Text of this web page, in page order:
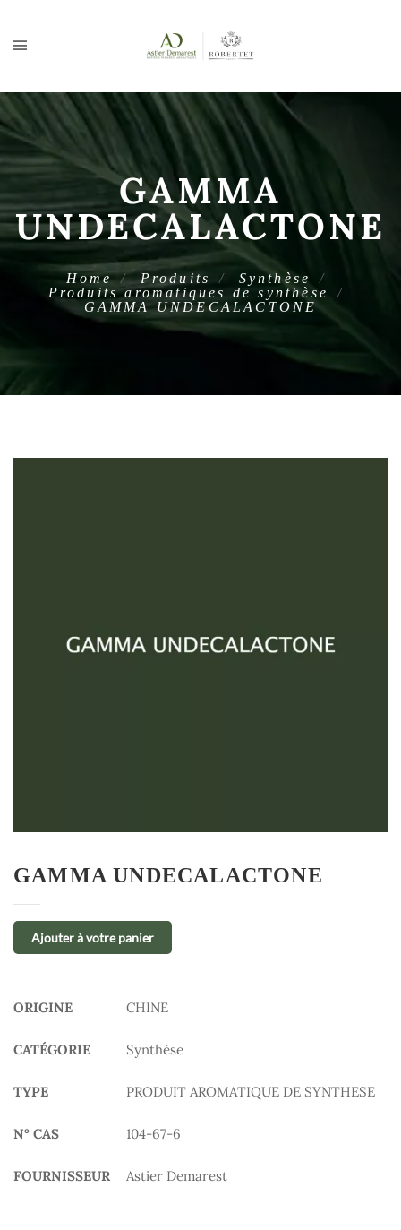
GAMMA
UNDECALACTONE
Home Produits
Synthèse
Produits aromatiques de synthèse
GAMMA UNDECALACTONE
GAMMA UNDECALACTONE
Ajouter à votre panier
ORIGINE CHINE
CATÉGORIE Synthèse
TYPE PRODUIT AROMATIQUE DE SYNTHESE
N° CAS 104-67-6
FOURNISSEUR Astier Demarest